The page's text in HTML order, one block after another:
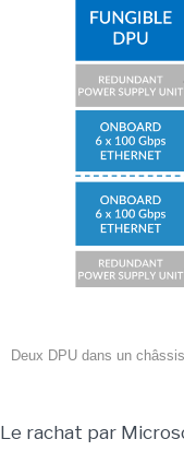
Deux DPU dans un
Le rachat par